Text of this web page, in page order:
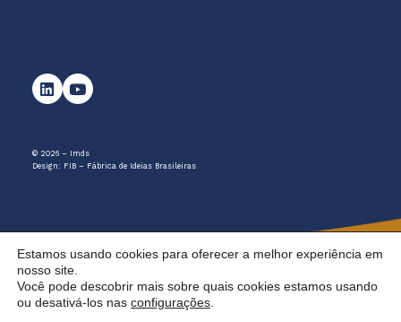
© 2026 – Imds
Design: FIB – Fábrica de Ideias Brasileiras
Estamos usando cookies para oferecer a melhor experiência em
nosso site.
Você pode descobrir mais sobre quais cookies estamos usando
ou desativá-los nas configurações